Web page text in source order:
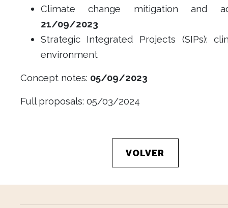
Climate change mitigation and
21/09/2023
Strategic Integrated Projects (SIPs):
environment
Concept notes: 05/09/2023
Full proposals: 05/03/2024
VOLVER